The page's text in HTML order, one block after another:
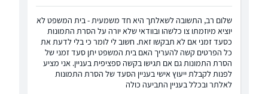
שלום רב, התשובה לשאלתך היא חד משמעית - בית המשפט לא
יוציא מיוזמתו צו כלשהו ובוודאי שלא יורה על הסרת התמונות
כסעד זמני אם לא תבקשו זאת. חשוב לי לומר כי בלי לדעת את
כל הפרטים קשה להעריך האם בית המשפט יתן סעד זמני של
הסרת התמונות גם אם תגישו בקשה ספציפית בעניין. אני מציע
לפנות לקבלת ייעוץ אישי בעניין הסעד של הסרת התמונות
לאלתר ובכלל בעניין התביעה כולה